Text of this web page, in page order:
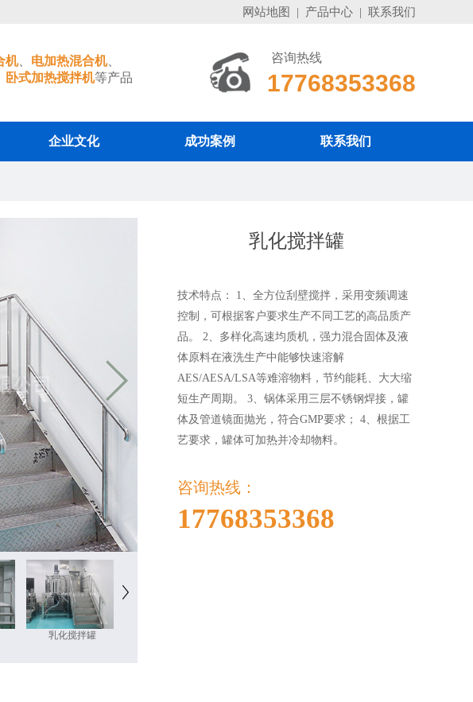
网站地图 | 产品中心 | 联系我们
机、 电加热混合机、
卧式加热搅拌机等产品
咨询热线
17768353368
企业文化 成功案例 联系我们
乳化搅拌罐
乳化搅拌罐
技术特点： 1、全方位刮壁搅拌，采用变频调速
控制，可根据客户要求生产不同工艺的高品质产
品。 2、多样化高速均质机，强力混合固体及液
体原料在液洗生产中能够快速溶解
AES/AESA/LSA等难溶物料，节约能耗、大大缩
短生产周期。 3、锅体采用三层不锈钢焊接，罐
体及管道镜面抛光，符合GMP要求； 4、根据工
艺要求，罐体可加热并冷却物料。
咨询热线：
17768353368